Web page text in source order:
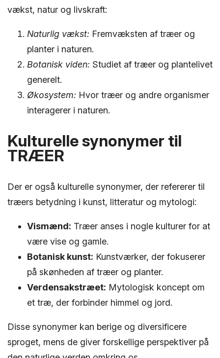
vækst, natur og livskraft:
Naturlig vækst: Fremvæksten af træer og
planter i naturen.
Botanisk viden: Studiet af træer og plantelivet
generelt.
Økosystem: Hvor træer og andre organismer
interagerer i naturen.
Kulturelle synonymer til
TRÆER
Der er også kulturelle synonymer, der refererer til
træers betydning i kunst, litteratur og mytologi:
Vismænd: Træer anses i nogle kulturer for at
være vise og gamle.
Botanisk kunst: Kunstværker, der fokuserer
på skønheden af træer og planter.
Verdensakstræet: Mytologisk koncept om
et træ, der forbinder himmel og jord.
Disse synonymer kan berige og diversificere
sproget, mens de giver forskellige perspektiver på